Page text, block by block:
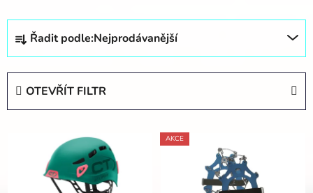
Ř
z
Řadit podle:Nejprodávanější
OTEVŘÍT FILTR
AKCE